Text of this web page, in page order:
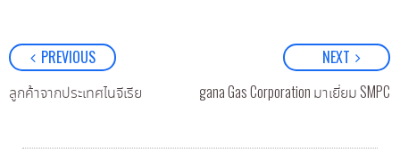
PREVIOUS
ลูกค้าจากประเทศไนจีเรีย
NEXT
ลูกค้า Masagana Gas Corporation มาเยี่ยม SMPC